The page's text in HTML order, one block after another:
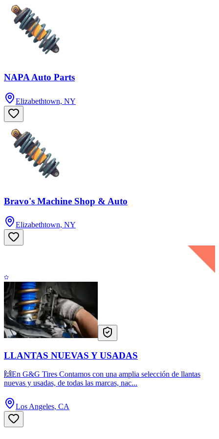
NAPA Auto Parts
Elizabethtown, NY
Bravo's Machine Shop & Auto
Elizabethtown, NY
LLANTAS NUEVAS Y USADAS
🙌En G&G Tires Contamos con una amplia selección de llantas
nuevas y usadas, de todas las marcas, nac...
Los Angeles, CA